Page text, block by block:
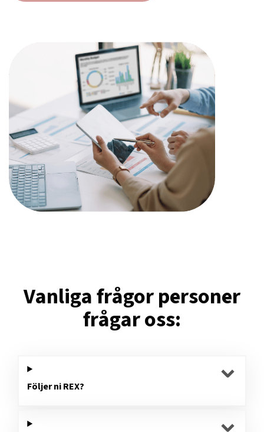
Vanliga frågor personer
frågar oss:
Följer ni REX?